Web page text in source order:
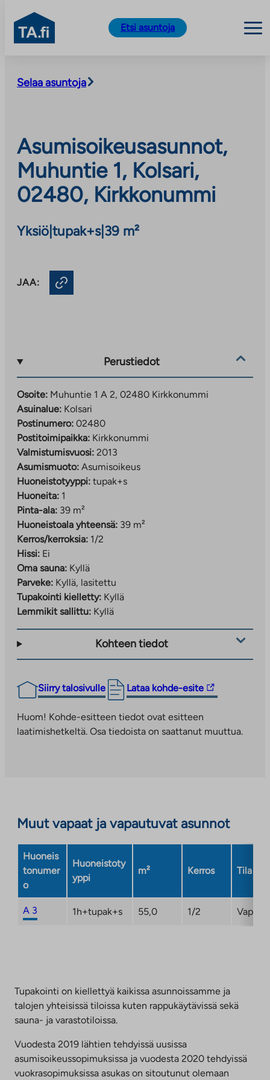
sisältöön
TA.fi
Etsi asuntoja
Selaa asuntoja
Asumisoikeusasunnot,
Muhuntie 1, Kolsari,
02480, Kirkkonummi
Yksiö tupak+s| 39 m²
JAA:
Perustiedot
Osoite: Muhuntie 1 A 2, 02480 Kirkkonummi
Asuinalue: Kolsari
Postinumero: 02480
Postitoimipaikka: Kirkkonummi
Valmistumisvuosi: 2013
Asumismuoto: Asumisoikeus
Huoneistotyyppi: tupak+s
Huoneita: 1
Pinta-ala: 39 m²
Huoneistoala yhteensä: 39 m²
Kerros/kerroksia: 1/2
Hissi: Ei
Oma sauna: Kyllä
Parveke: Kyllä, lasitettu
Tupakointi kielletty: Kyllä
Lemmikit sallittu: Kyllä
Kohteen tiedot
Siirry talosivulle Lataa kohde-esite
Linkki
vie
ulkopuoliseen
palveluun.
Huom! Kohde-esitteen tiedot ovat esitteen
laatimishetkeltä. Osa tiedoista on saattanut muuttua.
Muut vapaat ja vapautuvat asunnot
Huoneis
tonumer
o
Huoneistoty
yppi
m² Kerros Tila
A 3 1h+tupak+s 55,0 1/2 Vapaa
Tupakointi on kiellettyä kaikissa asunnoissamme ja
talojen yhteisissä tiloissa kuten rappukäytävissä sekä
sauna- ja varastotiloissa.
Vuodesta 2019 lähtien tehdyissä uusissa
asumisoikeussopimuksissa ja vuodesta 2020 tehdyissä
vuokrasopimuksissa asukas on sitoutunut olemaan